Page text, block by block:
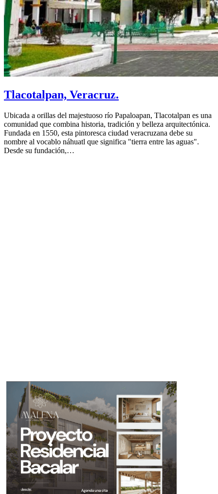
Tlacotalpan, Veracruz.
Ubicada a orillas del majestuoso río Papaloapan, Tlacotalpan es una
comunidad que combina historia, tradición y belleza arquitectónica.
Fundada en 1550, esta pintoresca ciudad veracruzana debe su
nombre al vocablo náhuatl que significa "tierra entre las aguas".
Desde su fundación,…